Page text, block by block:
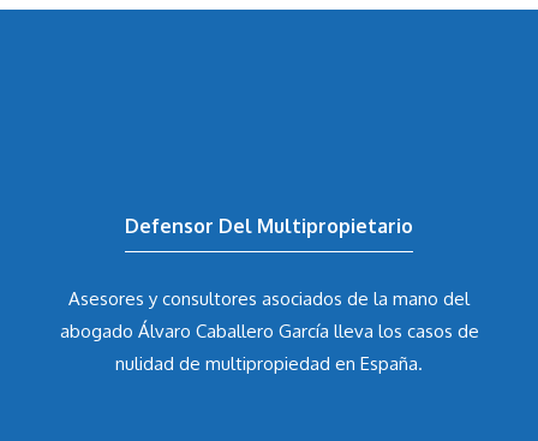
Asesores y consultores asociados de la mano del
abogado Álvaro Caballero Garcíalleva los casos de